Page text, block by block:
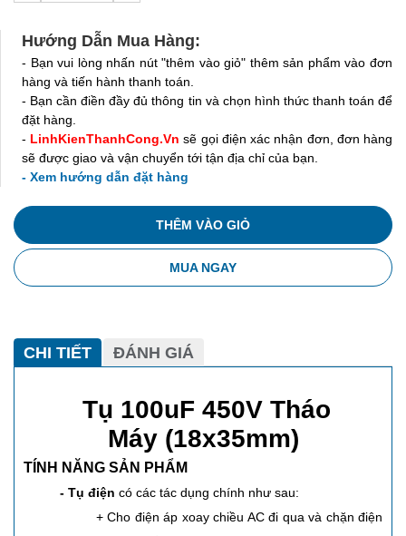
Hướng Dẫn Mua Hàng:
- Bạn vui lòng nhấn nút "thêm vào giỏ" thêm sản phẩm vào đơn
hàng và tiến hành thanh toán.
- Bạn cần điền đầy đủ thông tin và chọn hình thức thanh toán để
đặt hàng.
- LinhKienThanhCong.Vn sẽ gọi điện xác nhận đơn, đơn hàng
sẽ được giao và vận chuyển tới tận địa chỉ của bạn.
- Xem hướng dẫn đặt hàng
THÊM VÀO GIỎ
MUA NGAY
CHI TIẾT ĐÁNH GIÁ
Tụ 100uF 450V Tháo
Máy (18x35mm)
TÍNH NĂNG SẢN PHẨM
- Tụ điện có các tác dụng chính như sau:
+ Cho điện áp xoay chiều AC đi qua và chặn điện